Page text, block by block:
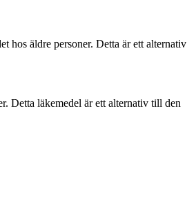
hos äldre personer. Detta är ett alternativ
Detta läkemedel är ett alternativ till den